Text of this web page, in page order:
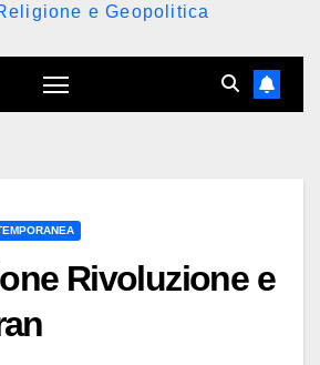
e Geopolitica
Rivoluzione e